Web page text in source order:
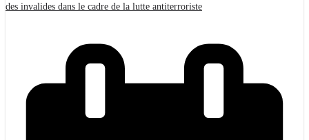
des invalides dans le cadre de la lutte antiterroriste